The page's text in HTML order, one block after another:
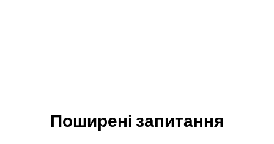
Поширені запитання